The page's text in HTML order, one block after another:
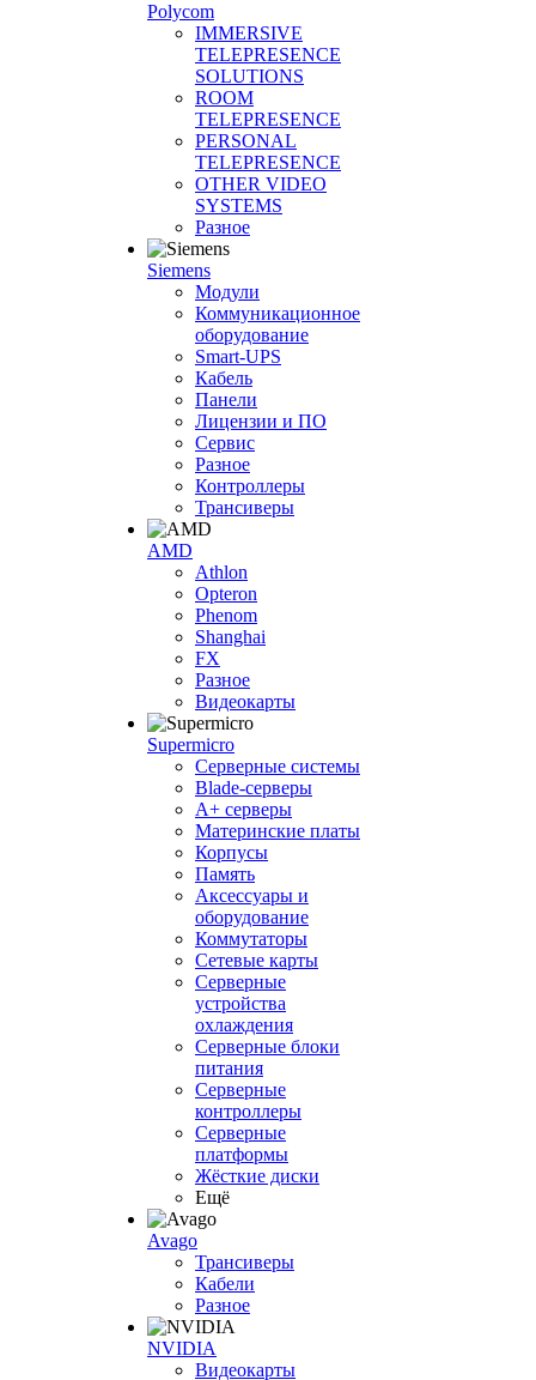
Polycom
IMMERSIVE
TELEPRESENCE
SOLUTIONS
ROOM
TELEPRESENCE
PERSONAL
TELEPRESENCE
OTHER VIDEO
SYSTEMS
Разное
Siemens
Модули
Коммуникационное
оборудование
Smart-UPS
Кабель
Панели
Лицензии и ПО
Сервис
Разное
Контроллеры
Трансиверы
AMD
Athlon
Opteron
Phenom
Shanghai
FX
Разное
Видеокарты
Supermicro
Серверные системы
Blade-серверы
A+ серверы
Материнские платы
Корпусы
Память
Аксессуары и
оборудование
Коммутаторы
Сетевые карты
Серверные
устройства
охлаждения
Серверные блоки
питания
Серверные
контроллеры
Серверные
платформы
Жёсткие диски
Ещё
Avago
Трансиверы
Кабели
Разное
NVIDIA
Видеокарты